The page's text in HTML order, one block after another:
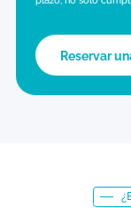
mantenga por
Sesiones